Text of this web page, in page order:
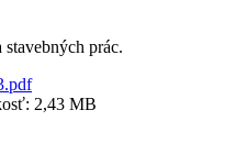
prác.
2,43 MB